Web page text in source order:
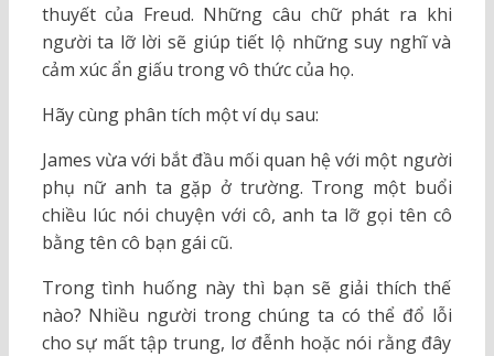
thuyết của Freud. Những câu chữ phát ra khi
người ta lỡ lời sẽ giúp tiết lộ những suy nghĩ và
cảm xúc ẩn giấu trong vô thức của họ.
Hãy cùng phân tích một ví dụ sau:
James vừa với bắt đầu mối quan hệ với một người
phụ nữ anh ta gặp ở trường. Trong một buổi
chiều lúc nói chuyện với cô, anh ta lỡ gọi tên cô
bằng tên cô bạn gái cũ.
Trong tình huống này thì bạn sẽ giải thích thế
nào? Nhiều người trong chúng ta có thể đổ lỗi
cho sự mất tập trung, lơ đễnh hoặc nói rằng đây